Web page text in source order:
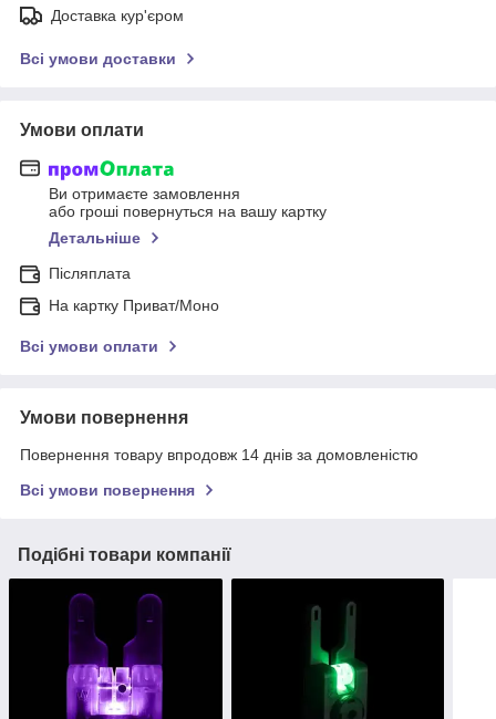
Доставка кур'єром
Всі умови доставки
Умови оплати
Ви отримаєте замовлення
або гроші повернуться на вашу картку
Детальніше
Післяплата
На картку Приват/Моно
Всі умови оплати
Умови повернення
Повернення товару впродовж 14 днів за домовленістю
Всі умови повернення
Подібні товари компанії